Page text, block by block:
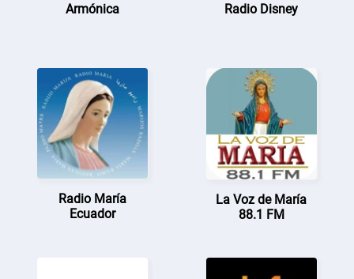
Armónica Radio Disney
Radio María
Ecuador
La Voz de María
88.1 FM